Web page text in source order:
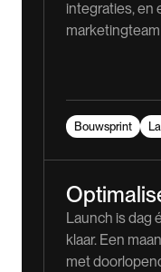
integraties, en
Bouwsprint
Launch is dag
klaar. Een
met